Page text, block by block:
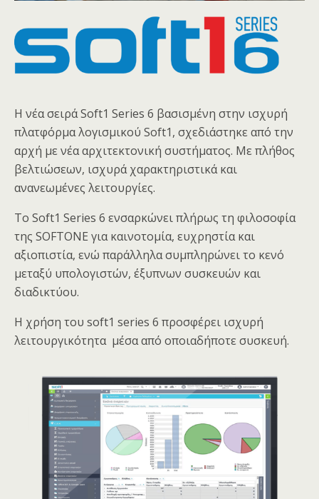
Η νέα σειρά Soft1 Series 6 βασισμένη στην ισχυρή
πλατφόρμα λογισμικού Soft1, σχεδιάστηκε από την
αρχή με νέα αρχιτεκτονική συστήματος. Με πλήθος
βελτιώσεων, ισχυρά χαρακτηριστικά και
ανανεωμένες λειτουργίες.
Το Soft1 Series 6 ενσαρκώνει πλήρως τη φιλοσοφία
της SOFTONE για καινοτομία, ευχρηστία και
αξιοπιστία, ενώ παράλληλα συμπληρώνει το κενό
μεταξύ υπολογιστών, έξυπνων συσκευών και
διαδικτύου.
Η χρήση του soft1 series 6 προσφέρει ισχυρή
λειτουργικότητα μέσα από οποιαδήποτε συσκευή.